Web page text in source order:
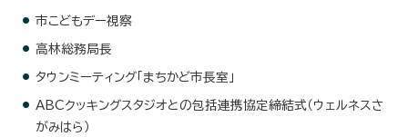
市こどもデー視察
高林総務局長
タウンミーティング「まちかど市長室」
ABCクッキングスタジオとの包括連携協定締結式（ウェルネスさ
がみはら）